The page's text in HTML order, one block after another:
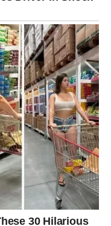
što je nekada
je najmanje
emocija od